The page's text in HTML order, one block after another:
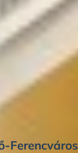
Ferencváros